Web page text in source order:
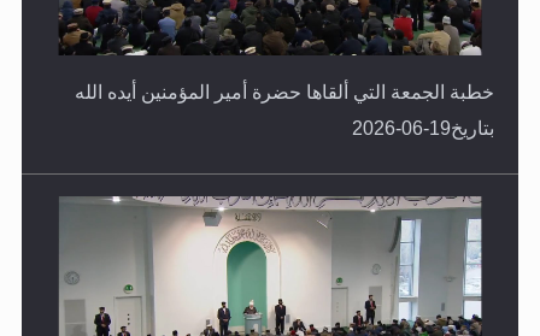
خطبة الجمعة التي ألقاها حضرة أمير المؤمنين أيده الله